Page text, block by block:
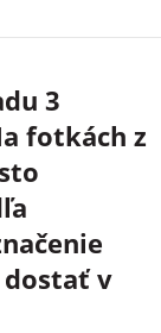
3
fotkách z
dostať v